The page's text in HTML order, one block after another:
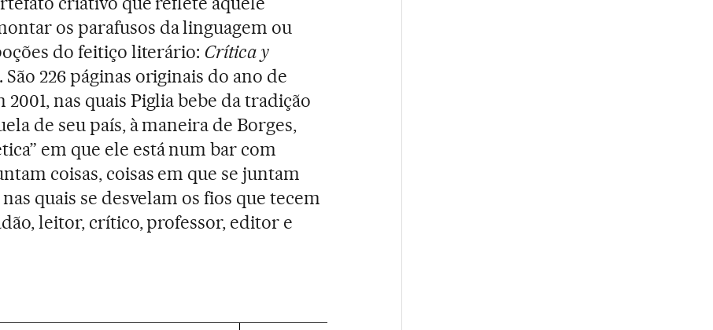
os parafusos da linguagem ou
do feitiço literário: Crítica y
São 226 páginas originais do ano de
2001, nas quais Piglia bebe da tradição
de seu país, à maneira de Borges,
em que ele está num bar com
coisas, coisas em que se juntam
quais se desvelam os fios que tecem
leitor, crítico, professor, editor e